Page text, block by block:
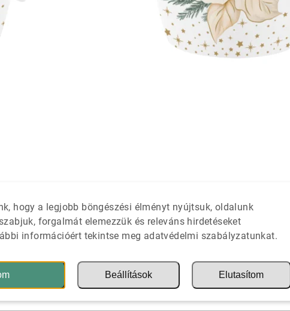
hogy a legjobb böngészési élményt nyújtsuk, oldalunk
forgalmát elemezzük és releváns hirdetéseket
információért tekintse meg adatvédelmi szabályzatunkat.
Beállítások Elutasítom